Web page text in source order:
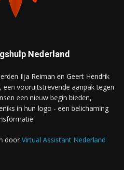
Nederland
Ilja Reiman en Geert Hendrik
een vooruitstrevende aanpak tegen
een nieuw begin bieden,
in hun logo - een belichaming
door Virtual Assistant Nederland